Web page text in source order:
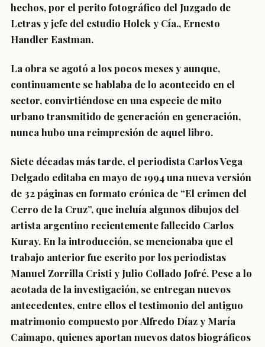
hechos, por el perito fotográfico del Juzgado de
Letras y jefe del estudio Holck y Cía., Ernesto
Handler Eastman.
La obra se agotó a los pocos meses y aunque,
continuamente se hablaba de lo acontecido en el
sector, convirtiéndose en una especie de mito
urbano transmitido de generación en generación,
nunca hubo una reimpresión de aquel libro.
Siete décadas más tarde, el periodista Carlos Vega
Delgado editaba en mayo de 1994 una nueva versión
de 32 páginas en formato crónica de “El crimen del
Cerro de la Cruz”, que incluía algunos dibujos del
artista argentino recientemente fallecido Carlos
Kuray. En la introducción, se mencionaba que el
trabajo anterior fue escrito por los periodistas
Manuel Zorrilla Cristi y Julio Collado Jofré. Pese a lo
acotada de la investigación, se entregan nuevos
antecedentes, entre ellos el testimonio del antiguo
matrimonio compuesto por Alfredo Díaz y María
Caimapo, quienes aportan nuevos datos biográficos